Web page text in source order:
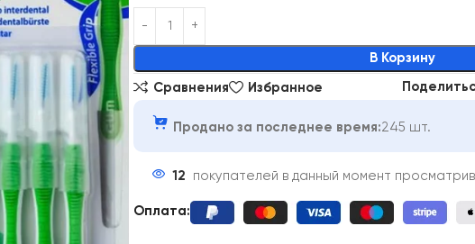
В Корзину
Alternative:
Сравнения Избранное
Продано за последнее время:245 шт.
12 покупателей в данный момент
Оплата: